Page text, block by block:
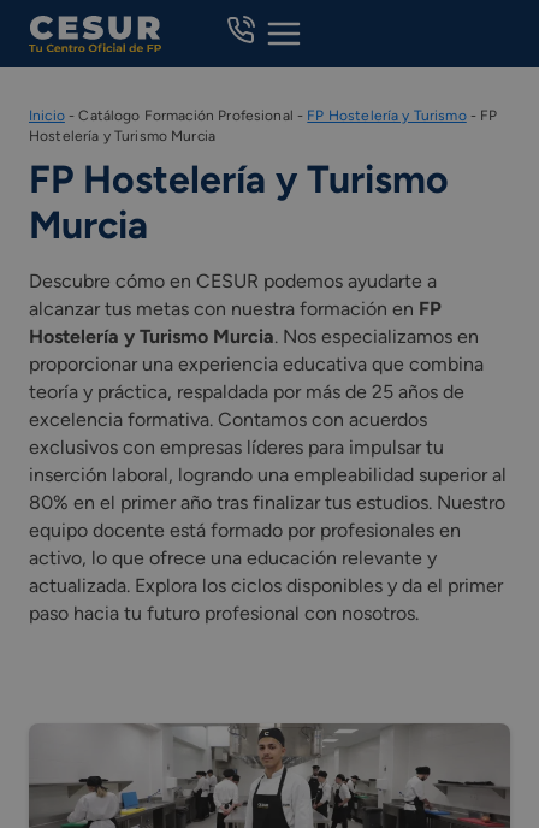
Skip
content
Inicio-Catálogo Formación Profesional - FP Hostelería y Turismo- FP
Hostelería y Turismo Murcia
FP Hostelería y Turismo
Murcia
Descubre cómo en CESUR podemos ayudarte a
alcanzar tus metas con nuestra formación en FP
Hostelería y Turismo Murcia. Nos especializamos en
proporcionar una experiencia educativa que combina
teoría y práctica, respaldada por más de 25 años de
excelencia formativa. Contamos con acuerdos
exclusivos con empresas líderes para impulsar tu
inserción laboral, logrando una empleabilidad superior al
80% en el primer año tras finalizar tus estudios. Nuestro
equipo docente está formado por profesionales en
activo, lo que ofrece una educación relevante y
actualizada. Explora los ciclos disponibles y da el primer
paso hacia tu futuro profesional con nosotros.